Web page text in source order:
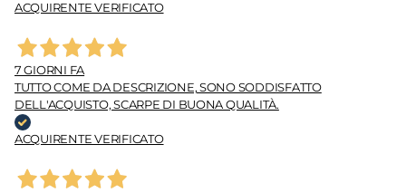
ACQUIRENTE VERIFICATO
7 GIORNI FA
TUTTO COME DA DESCRIZIONE, SONO SODDISFATTO
DELL'ACQUISTO, SCARPE DI BUONA QUALITÀ.
ACQUIRENTE VERIFICATO